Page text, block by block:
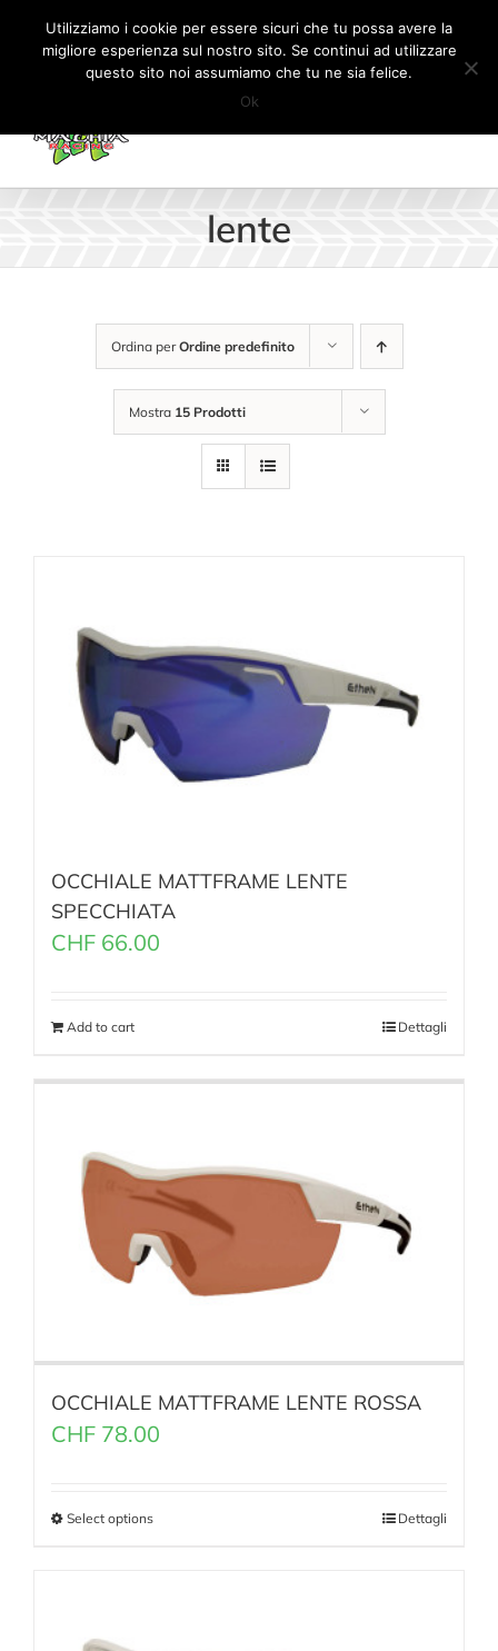
Salta
contenuto
Il mio account CARRELLO
lente
Ordina perOrdine predefinito
Mostra 15 Prodotti
OCCHIALE MATTFRAME LENTE
SPECCHIATA
CHF 66.00
Add to cart Dettagli
OCCHIALE MATTFRAME LENTE ROSSA
CHF 78.00
Select options Dettagli
Utilizziamo i cookie per essere sicuri che tu possa avere la
migliore esperienza sul nostro sito. Se continui ad utilizzare
questo sito noi assumiamo che tu ne sia felice.
Ok